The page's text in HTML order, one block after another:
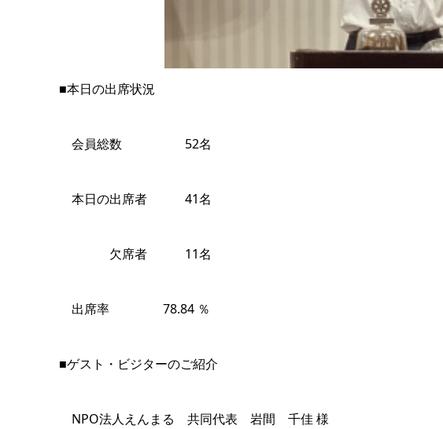
■本日の出席状況
会員総数 52名
本日の出席者 41名
欠席者 11名
出席率 78.84 ％
■ゲスト・ビジターのご紹介
NPO法人えんまる 共同代表 岩間 千佳 様